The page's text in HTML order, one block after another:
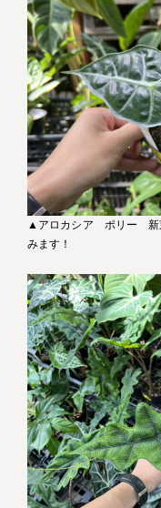
▲アロカシア ポリー 新
みます！